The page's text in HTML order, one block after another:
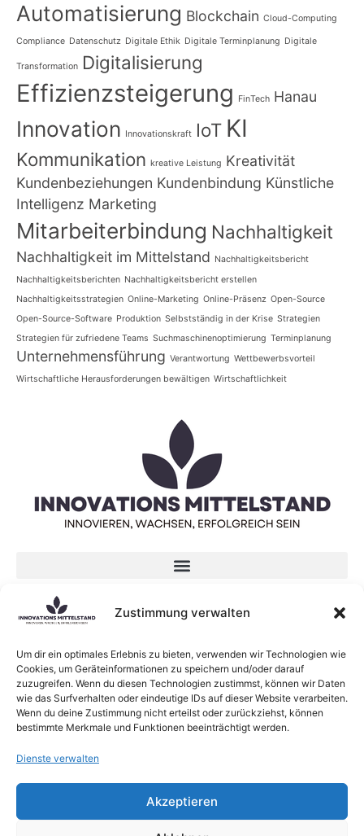
Zustimmung verwalten
Um dir ein optimales Erlebnis zu bieten, verwenden wir Technologien wie
Cookies, um Geräteinformationen zu speichern und/oder darauf
zuzugreifen. Wenn du diesen Technologien zustimmst, können wir Daten
wie das Surfverhalten oder eindeutige IDs auf dieser Website verarbeiten.
Wenn du deine Zustimmung nicht erteilst oder zurückziehst, können
bestimmte Merkmale und Funktionen beeinträchtigt werden.
Dienste verwalten
Akzeptieren
Automatisierung Blockchain Cloud-Computing
Compliance Datenschutz Digitale Ethik Digitale Terminplanung Digitale
Transformation Digitalisierung
Effizienzsteigerung FinTech Hanau
Innovation Innovationskraft IoT KI
Kommunikation kreative Leistung Kreativität
Kundenbeziehungen Kundenbindung Künstliche
Intelligenz Marketing
Mitarbeiterbindung Nachhaltigkeit
Nachhaltigkeit im Mittelstand Nachhaltigkeitsbericht
Nachhaltigkeitsberichten Nachhaltigkeitsbericht erstellen
Nachhaltigkeitsstrategien Online-Marketing Online-Präsenz Open-Source
Open-Source-Software Produktion Selbstständig in der Krise Strategien
Strategien für zufriedene Teams Suchmaschinenoptimierung Terminplanung
Unternehmensführung Verantwortung Wettbewerbsvorteil
Wirtschaftliche Herausforderungen bewältigen Wirtschaftlichkeit
Impressum
Neueste Beiträge
KI-Sprachmodelle: Was sind eigentlich Large
Language Models?
Neue Forschung zum Zusammenhang zwischen
schützen Obstbäume